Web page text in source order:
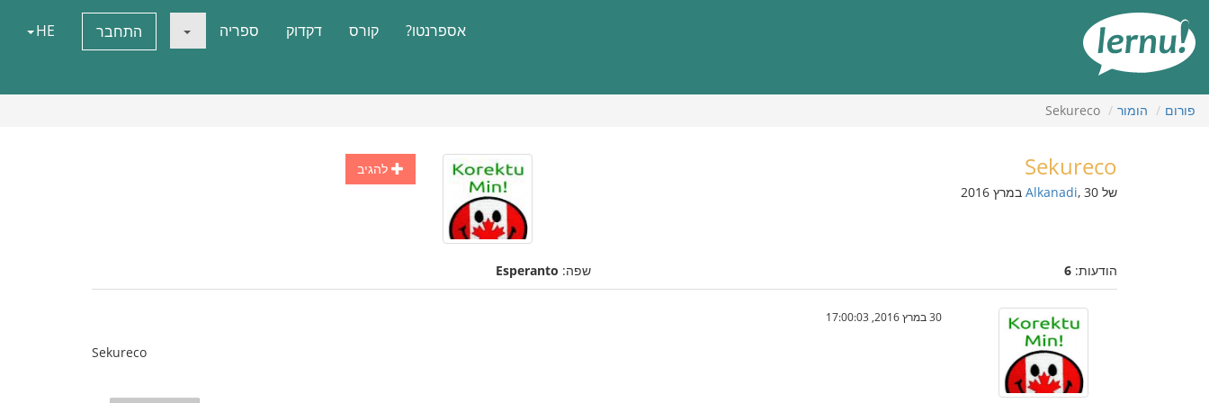
העניינים
אספרנטו? קורס דקדוק ספריה התחבר HE
פורום הומור Sekureco
להגיב Sekureco
של Alkanadi, 30 במרץ 2016
הודעות: 6 שפה: Esperanto
30 במרץ 2016, 17:00:03
Sekureco